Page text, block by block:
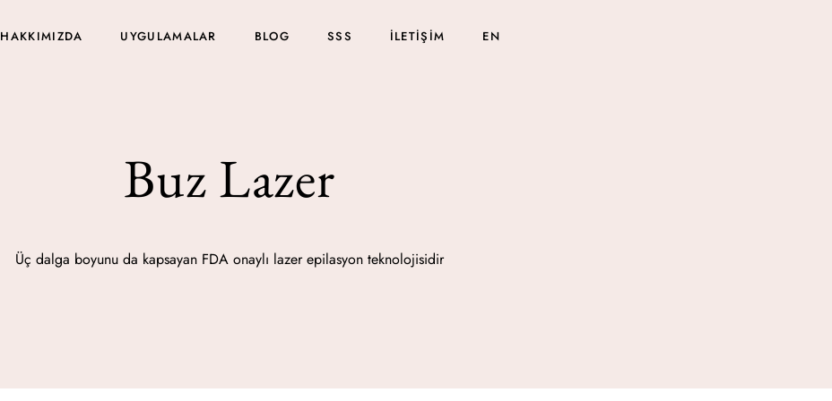
HAKKIMIZDA UYGULAMALAR BLOG SSS İLETIŞIM EN
Buz Lazer
Üç dalga boyunu da kapsayan FDA onaylı lazer epilasyon teknolojisidir